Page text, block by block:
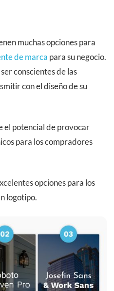
muchas opciones para
de marca para su negocio.
conscientes de las
con el diseño de su
el potencial de provocar
para los compradores
opciones para los
logotipo.